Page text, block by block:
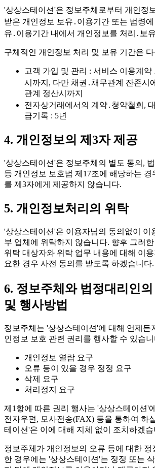
'상상스테이션'은 정보주체로부터 개인정
받은 개인정보 보유․이용기간 또는 법령
유․이용기간 내에서 개인정보를 처리․보
구체적인 개인정보 처리 및 보유 기간은
고객 가입 및 관리 : 서비스 이용계약
시까지, 다만 채권․채무관계 잔존시
관계 정산시까지
전자상거래에서의 계약․청약철회,
급기록 : 5년
4. 개인정보의 제3자 제공
'상상스테이션'은 정보주체의 별도 동의,
등 개인정보 보호법 제17조에 해당하는 경
를 제3자에게 제공하지 않습니다.
5. 개인정보처리의 위탁
'상상스테이션'은 이용자님의 동의없이 이
부 업체에 위탁하지 않습니다. 향후 그러
위탁 대상자와 위탁 업무 내용에 대해 이
요한 경우 사전 동의를 받도록 하겠습니다.
6. 정보주체와 법정대리인
및 행사방법
정보주체는 '상상스테이션'에 대해 언제든
인정보 보호 관련 권리를 행사할 수 있습니
개인정보 열람 요구
오류 등이 있을 경우 정정 요구
삭제 요구
처리정지 요구
제1항에 따른 권리 행사는 '상상스테이션'
전자우편, 모사전송(FAX) 등을 통하여 하
테이션'은 이에 대해 지체 없이 조치하겠습
정보주체가 개인정보의 오류 등에 대한 정
한 경우에는 '상상스테이션'는 정정 또는